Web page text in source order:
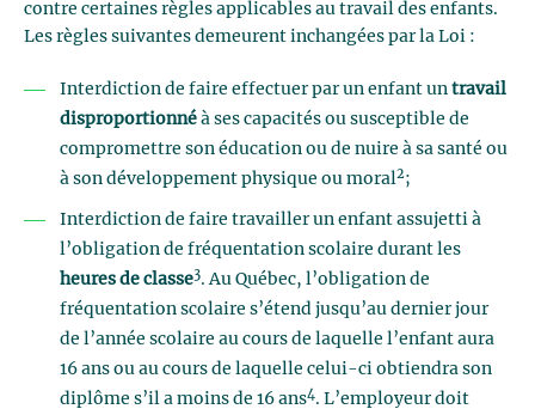
contre certaines règles applicables au travail des enfants.
Les règles suivantes demeurent inchangées par la Loi :
Interdiction de faire effectuer par un enfant un travail
disproportionné à ses capacités ou susceptible de
compromettre son éducation ou de nuire à sa santé ou
à son développement physique ou moral2;
Interdiction de faire travailler un enfant assujetti à
l’obligation de fréquentation scolaire durant les
heures de classe3. Au Québec, l’obligation de
fréquentation scolaire s’étend jusqu’au dernier jour
de l’année scolaire au cours de laquelle l’enfant aura
16 ans ou au cours de laquelle celui-ci obtiendra son
diplôme s’il a moins de 16 ans4 . L’employeur doit